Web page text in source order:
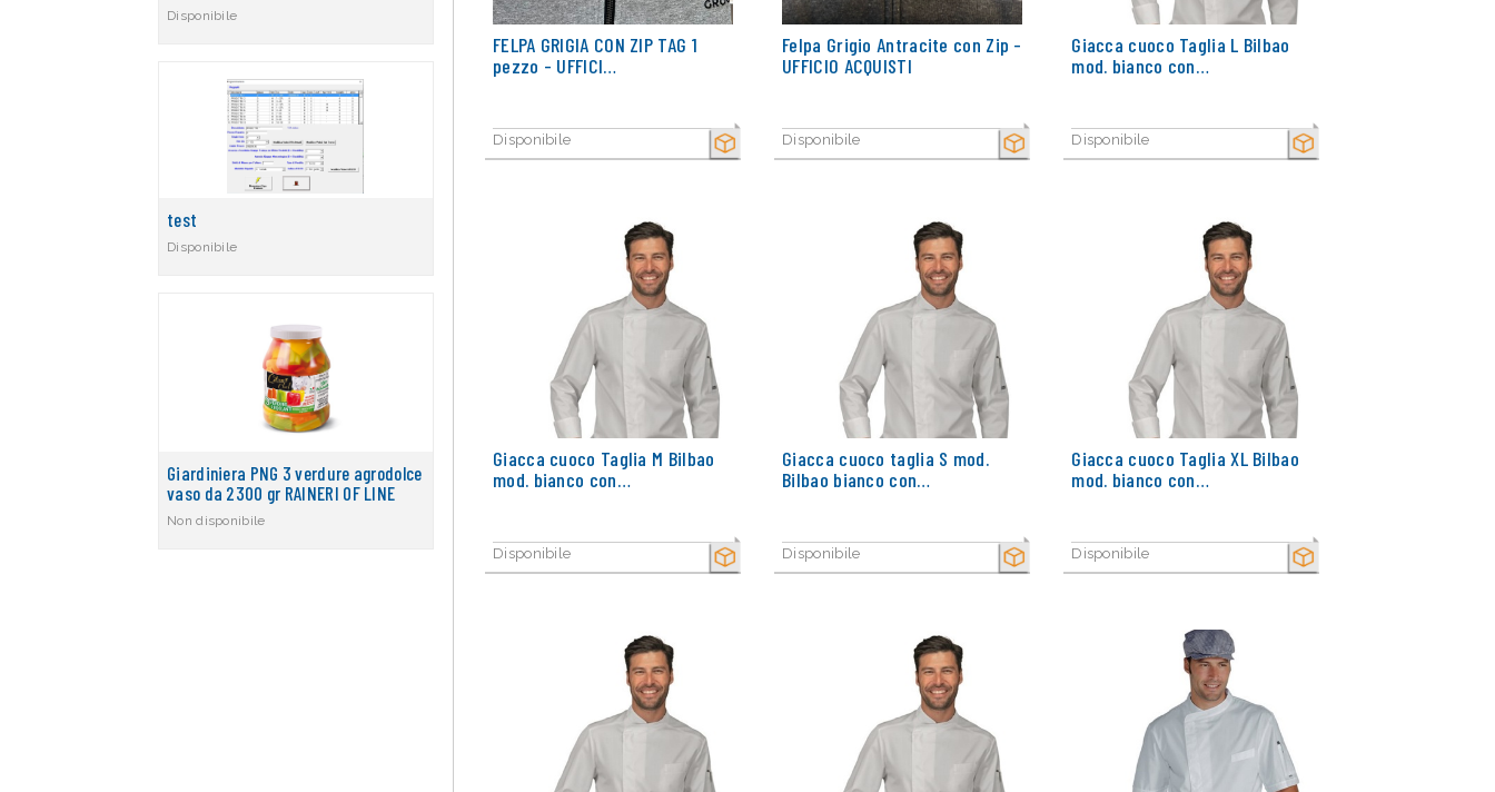
SECCO
FELPA GRIGIA CON ZIP TAG 1
pezzo - UFFICI…
Disponibile SECCO
Felpa Grigio Antracite con Zip -
UFFICIO ACQUISTI
Disponibile SECCO
Giacca cuoco Taglia L Bilbao
mod. bianco con…
Disponibile
SECCO
Giacca cuoco Taglia M Bilbao
mod. bianco con…
Disponibile SECCO
Giacca cuoco taglia S mod.
Bilbao bianco con…
Disponibile SECCO
Giacca cuoco Taglia XL Bilbao
mod. bianco con…
Disponibile
Disponibile
test
Disponibile
Giardiniera PNG 3 verdure agrodolce
vaso da 2300 gr RAINERI OF LINE
Non disponibile